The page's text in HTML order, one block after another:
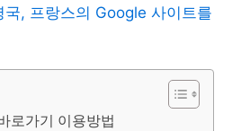
국, 프랑스의 Google 사이트를
로가기 이용방법